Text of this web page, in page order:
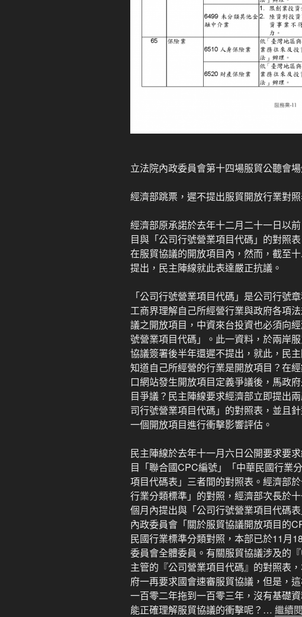
立法院內政委員會第十四場服貿公聽會
經濟部跳票，遲不提出服貿開放行業對
經濟部原承諾於去年十二月二十一日以
目與「公司行號營業項目代碼」的對照
在服貿協議的開放項目內，然而，截至
提出，民主陣線就此表達嚴正抗議。
「公司行號營業項目代碼」是公司行號
工商界理解自己所經營行業與政府各項
議之開放項目，中資來台投資也必須向
號營業項目代碼」。此一資料，於兩岸
協議簽署後半年還遲不提出，就此，民
知道自己所經營的行業是開放項目？在
口網站發生開放項目定義爭議後，馬政
目爭議？民主陣線要求經濟部立即提出
司行號營業項目代碼」的對照表，並且
一個開放項目進行衝擊影響評估。
民主陣線於去年十一月六日公開要求要
目「聯合國CPC編號」「中華民國行業
項目代碼表」三者間的對照表。經濟部
行業分類標準」的對照，經濟部次長於
個月內提出與「公司行號營業項目代碼
內政委員會「關於服貿協議開放項目的
民國行業標準分類對照，本部已於11月
委員會全體委員。有關服貿協議涉及的
主管的『公司營業項目代碼』的對照表
府一再要求國會速審服貿協議，但是，
一百零二年拖到一百零三年，沒有基礎
能正確理解服貿協議的衝擊呢？… 繼續